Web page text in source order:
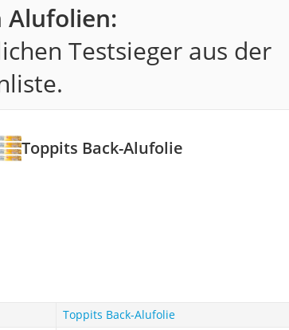
Alufolien:
Testsieger aus der
Toppits Back-Alufolie
Toppits Back-Alufolie